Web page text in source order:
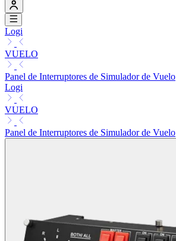
Logi
VUELO
Panel de Interruptores de Simulador de Vuelo
Logi
VUELO
Panel de Interruptores de Simulador de Vuelo